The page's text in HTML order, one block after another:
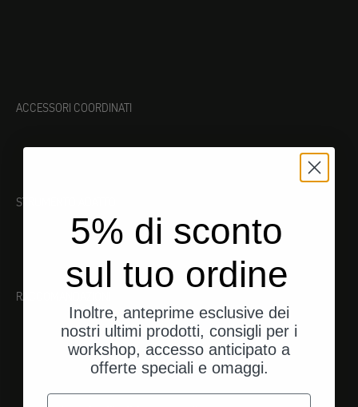
ACCESSORI COORDINATI
STRUMENTO ADATTO
RACCOMANDAZIONI
5% di sconto
sul tuo ordine
Inoltre, anteprime esclusive dei
nostri ultimi prodotti, consigli per i
workshop, accesso anticipato a
offerte speciali e omaggi.
e-mail